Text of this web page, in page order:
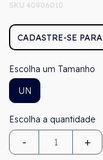
SKU 40906010
CADASTRE-SE
Tamanho
UN
- +